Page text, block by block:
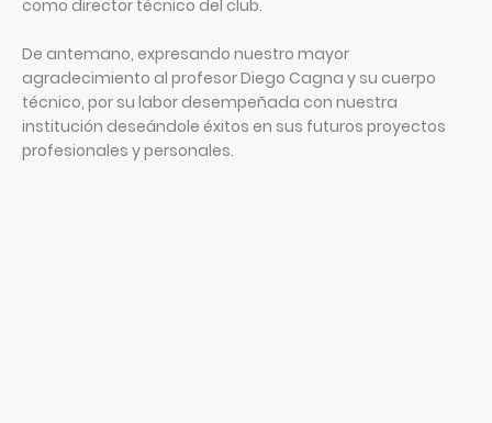
como director técnico del club.
De antemano, expresando nuestro mayor
agradecimiento al profesor Diego Cagna y su cuerpo
técnico, por su labor desempeñada con nuestra
institución deseándole éxitos en sus futuros proyectos
profesionales y personales.